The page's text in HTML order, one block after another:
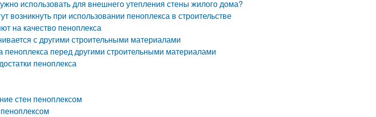
использовать для внешнего утепления стены жилого дома?
возникнуть при использовании пеноплекса в строительстве
на качество пеноплекса
с другими строительными материалами
пеноплекса перед другими строительными материалами
пеноплекса
стен пеноплексом